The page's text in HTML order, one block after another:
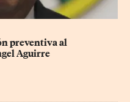
preventiva al
Aguirre